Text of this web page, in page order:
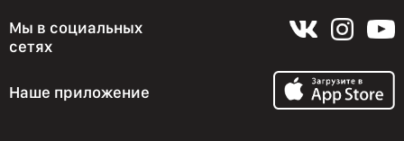
Мы в социальных
сетях
Наше приложение